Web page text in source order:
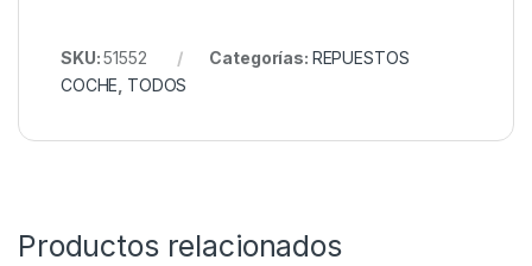
SKU:51552 Categorías: REPUESTOS
COCHE, TODOS
Productos relacionados